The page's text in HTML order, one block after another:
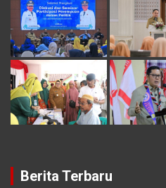
Berita Terbaru